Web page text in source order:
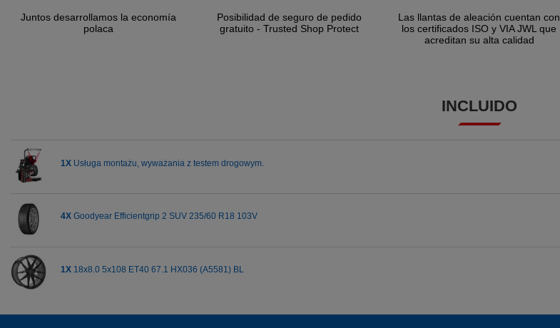
Juntos desarrollamos la economía
polaca
Posibilidad de seguro de pedido
gratuito - Trusted Shop Protect
Las llantas de aleación cuentan con
los certificados ISO y VIA JWL que
acreditan su alta calidad
INCLUIDO
1X Usługa montażu, wyważania z testem drogowym.
4X Goodyear Efficientgrip 2 SUV 235/60 R18 103V
1X 18x8.0 5x108 ET40 67.1 HX036 (A5581) BL